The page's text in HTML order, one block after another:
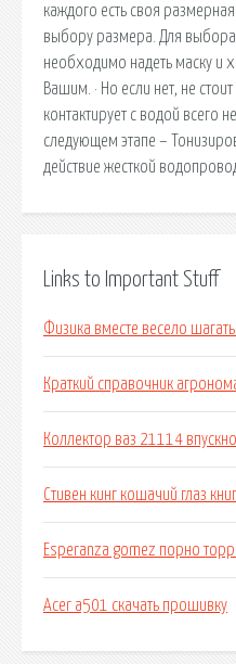
каждого есть своя
выбору размера. Для
необходимо надеть маску и
Вашим. · Но если нет, не
контактирует с водой всего
следующем этапе –
действие жесткой
Links to Important Stuff
Физика вместе весело
Краткий справочник
Коллектор ваз 21114
Стивен кинг кошачий глаз
Esperanza gomez порно
Acer a501 скачать прошивку